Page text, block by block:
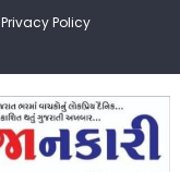
Privacy Policy